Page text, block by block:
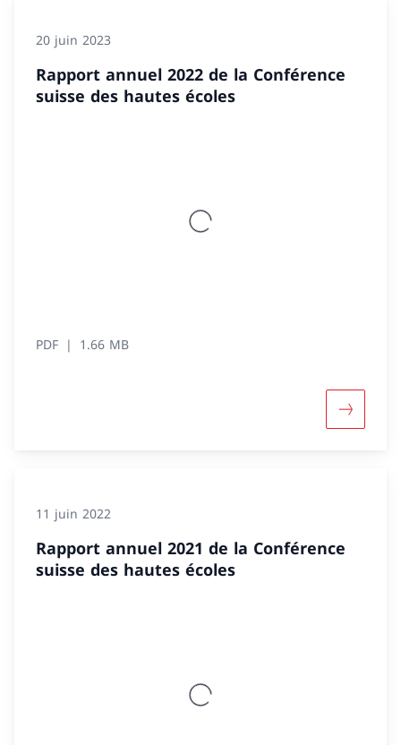
20 juin 2023
Rapport annuel 2022 de la Conférence
suisse des hautes écoles
PDF 1.66 MB
11 juin 2022
Rapport annuel 2021 de la Conférence
suisse des hautes écoles